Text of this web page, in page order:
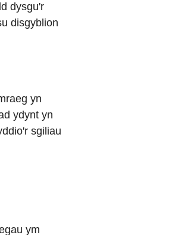
dysgu'r
disgyblion
yn
ydynt yn
sgiliau
ym